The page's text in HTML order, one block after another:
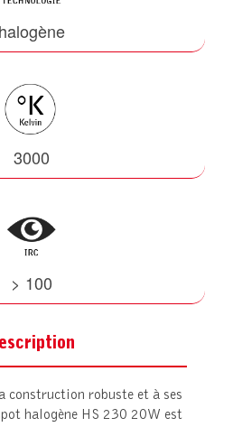
halogène
3000
> 100
construction robuste et à ses
halogène HS 230 20W est